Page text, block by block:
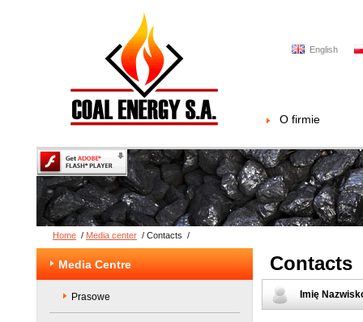
English
O firmie
Home / Media center / Contacts /
Media Centre
Prasowe
Contacts
Imię